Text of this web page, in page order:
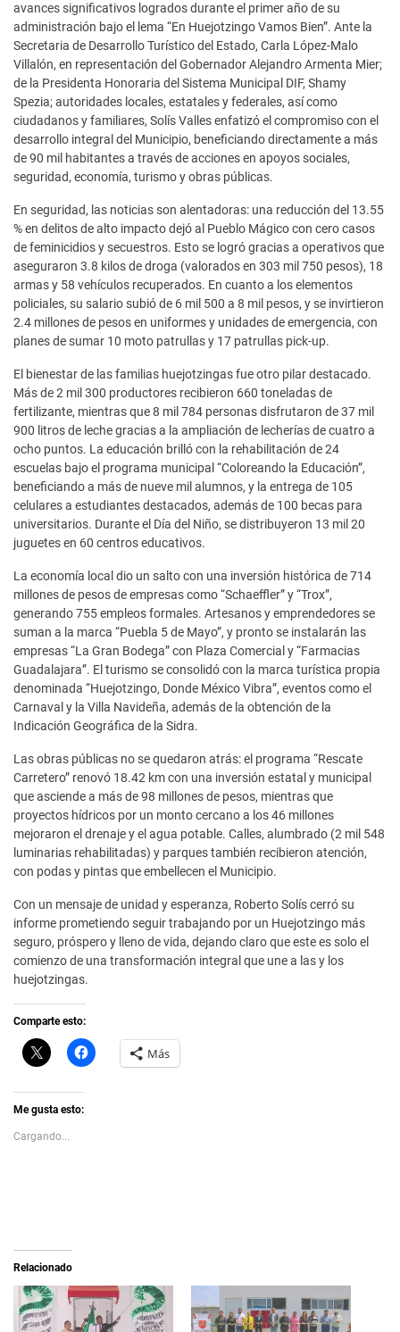
avances significativos logrados durante el primer año de su
administración bajo el lema “En Huejotzingo Vamos Bien”. Ante la
Secretaria de Desarrollo Turístico del Estado, Carla López-Malo
Villalón, en representación del Gobernador Alejandro Armenta Mier;
de la Presidenta Honoraria del Sistema Municipal DIF, Shamy
Spezia; autoridades locales, estatales y federales, así como
ciudadanos y familiares, Solís Valles enfatizó el compromiso con el
desarrollo integral del Municipio, beneficiando directamente a más
de 90 mil habitantes a través de acciones en apoyos sociales,
seguridad, economía, turismo y obras públicas.
En seguridad, las noticias son alentadoras: una reducción del 13.55
% en delitos de alto impacto dejó al Pueblo Mágico con cero casos
de feminicidios y secuestros. Esto se logró gracias a operativos que
aseguraron 3.8 kilos de droga (valorados en 303 mil 750 pesos), 18
armas y 58 vehículos recuperados. En cuanto a los elementos
policiales, su salario subió de 6 mil 500 a 8 mil pesos, y se invirtieron
2.4 millones de pesos en uniformes y unidades de emergencia, con
planes de sumar 10 moto patrullas y 17 patrullas pick-up.
El bienestar de las familias huejotzingas fue otro pilar destacado.
Más de 2 mil 300 productores recibieron 660 toneladas de
fertilizante, mientras que 8 mil 784 personas disfrutaron de 37 mil
900 litros de leche gracias a la ampliación de lecherías de cuatro a
ocho puntos. La educación brilló con la rehabilitación de 24
escuelas bajo el programa municipal “Coloreando la Educación”,
beneficiando a más de nueve mil alumnos, y la entrega de 105
celulares a estudiantes destacados, además de 100 becas para
universitarios. Durante el Día del Niño, se distribuyeron 13 mil 20
juguetes en 60 centros educativos.
La economía local dio un salto con una inversión histórica de 714
millones de pesos de empresas como “Schaeffler” y “Trox”,
generando 755 empleos formales. Artesanos y emprendedores se
suman a la marca “Puebla 5 de Mayo”, y pronto se instalarán las
empresas “La Gran Bodega” con Plaza Comercial y “Farmacias
Guadalajara”. El turismo se consolidó con la marca turística propia
denominada “Huejotzingo, Donde México Vibra”, eventos como el
Carnaval y la Villa Navideña, además de la obtención de la
Indicación Geográfica de la Sidra.
Las obras públicas no se quedaron atrás: el programa “Rescate
Carretero” renovó 18.42 km con una inversión estatal y municipal
que asciende a más de 98 millones de pesos, mientras que
proyectos hídricos por un monto cercano a los 46 millones
mejoraron el drenaje y el agua potable. Calles, alumbrado (2 mil 548
luminarias rehabilitadas) y parques también recibieron atención,
con podas y pintas que embellecen el Municipio.
Con un mensaje de unidad y esperanza, Roberto Solís cerró su
informe prometiendo seguir trabajando por un Huejotzingo más
seguro, próspero y lleno de vida, dejando claro que este es solo el
comienzo de una transformación integral que une a las y los
huejotzingas.
Comparte esto:
C
l
k
t
s
h
e
b
r
e
e
n
u
H
a
e
n
F
a
c
Más
Me gusta esto:
Cargando...
Relacionado